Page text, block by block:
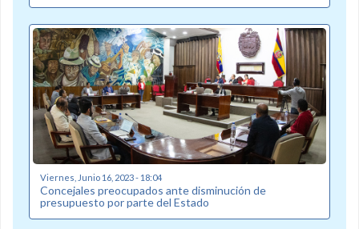
Viernes, Junio 16, 2023 - 18:04
Concejales preocupados ante disminución de
presupuesto por parte del Estado